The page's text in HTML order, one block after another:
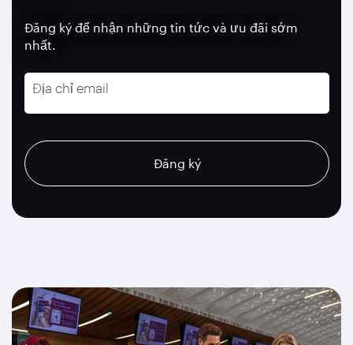
Đăng ký để nhận những tin tức và ưu đãi sớm
nhất.
Địa chỉ email
Đăng ký